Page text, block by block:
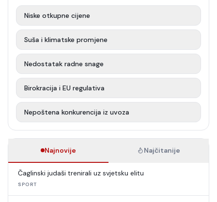
Niske otkupne cijene
Suša i klimatske promjene
Nedostatak radne snage
Birokracija i EU regulativa
Nepoštena konkurencija iz uvoza
Najnovije Najčitanije
Čaglinski judaši trenirali uz svjetsku elitu
SPORT